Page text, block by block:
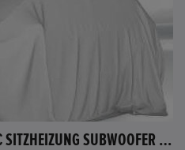
HONDA CR-Z GT HYBRID PDC SITZHEIZUNG SUBWOOFER BLUETOOTH